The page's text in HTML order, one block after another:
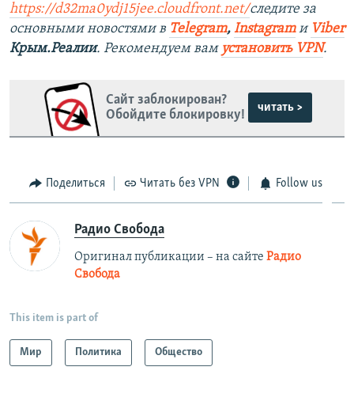
https://d32ma0ydj15jee.cloudfront.net/следите за
основными новостями в Telegram, Instagramи Viber
Крым.Реалии. Рекомендуем вам установить VPN.
Сайт заблокирован?
Обойдите блокировку!
читать >
Поделиться Читать без VPN Follow us
Радио Свобода
Оригинал публикации – на сайте Радио
Свобода
This item is part of
Мир Политика Общество